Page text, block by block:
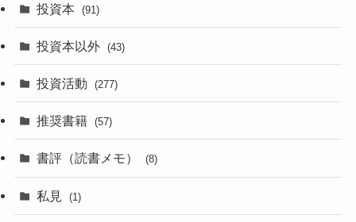
投資本 (91)
投資本以外 (43)
投資活動 (277)
推奨書籍 (57)
書評（読書メモ） (8)
私見 (1)